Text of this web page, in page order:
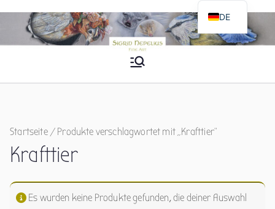
springen
Sigrid Nepelius
Fine Art
Startseite/ Produkte verschlagwortet mit „Krafttier“
Krafttier
Es wurden keine Produkte gefunden, die deiner Auswahl
DE
EN